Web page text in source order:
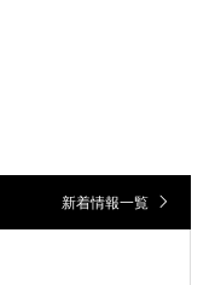
新着情報一覧